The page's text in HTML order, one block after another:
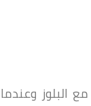
البلوز وعندما